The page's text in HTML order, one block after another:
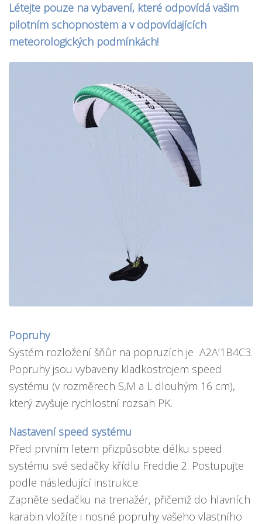
Létejte pouze na vybavení, které odpovídá vašim
pilotním schopnostem a v odpovídajících
meteorologických podmínkách!
Popruhy
Systém rozložení šňůr na popruzích je A2A’1B4C3.
Popruhy jsou vybaveny kladkostrojem speed
systému (v rozměrech S,M a L dlouhým 16 cm),
který zvyšuje rychlostní rozsah PK.
Nastavení speed systému
Před prvním letem přizpůsobte délku speed
systému své sedačky křídlu Freddie 2. Postupujte
podle následující instrukce:
Zapněte sedačku na trenažér, přičemž do hlavních
karabin vložíte i nosné popruhy vašeho vlastního